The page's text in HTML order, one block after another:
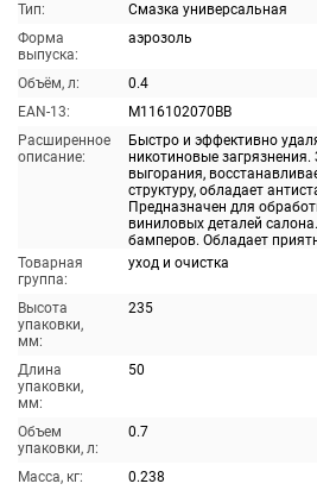
Тип:
Смазка универсальная
Форма
выпуска:
аэрозоль
Объём, л:
0.4
EAN-13:
M116102070BB
Расширенное
описание:
Быстро и эффективно
никотиновые
выгорания,
структуру, обладает
Предназначен для
виниловых деталей
бамперов. Обладает
Товарная
группа:
уход и очистка
Высота
упаковки,
мм:
235
Длина
упаковки,
мм:
50
Объем
упаковки, л:
0.7
Масса, кг:
0.238